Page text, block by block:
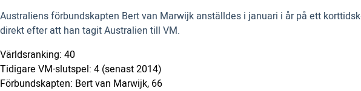
Australiens förbundskapten Bert van Marwijk anställdes i januari i år på ett
direkt efter att han tagit Australien till VM.
Världsranking: 40
Tidigare VM-slutspel: 4 (senast 2014)
Förbundskapten: Bert van Marwijk, 66